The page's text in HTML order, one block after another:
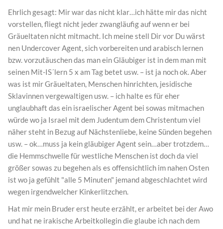
Ehrlich gesagt: Mir war das nicht klar…ich hätte mir das nicht
vorstellen, fliegt nicht jeder zwangläufig auf wenn er bei
Gräueltaten nicht mitmacht. Ich meine stell Dir vor Du wärst
nen Undercover Agent, sich vorbereiten und arabisch lernen
bzw. vorzutäuschen das man ein Gläubiger ist in dem man mit
seinen Mit-IS´lern 5 x am Tag betet usw. – ist ja noch ok. Aber
was ist mir Gräueltaten, Menschen hinrichten, jesidische
Sklavinnen vergewaltigen usw. – ich halte es für eher
unglaubhaft das ein israelischer Agent bei sowas mitmachen
würde wo ja Israel mit dem Judentum dem Christentum viel
näher steht in Bezug auf Nächstenliebe, keine Sünden begehen
usw. – ok…muss ja kein gläubiger Agent sein…aber trotzdem…
die Hemmschwelle für westliche Menschen ist doch da viel
größer sowas zu begehen als es offensichtlich im nahen Osten
ist wo ja gefühlt "alle 5 Minuten" jemand abgeschlachtet wird
wegen irgendwelcher Kinkerlitzchen.
Hat mir mein Bruder erst heute erzählt, er arbeitet bei der Awo
und hat ne irakische Arbeitkollegin die glaube ich nach dem